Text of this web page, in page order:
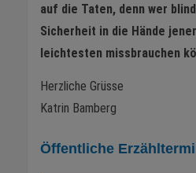
auf die Taten, denn wer
Sicherheit in die Hände
leichtesten missbrauchen
Herzliche Grüsse
Katrin Bamberg
Öffentliche